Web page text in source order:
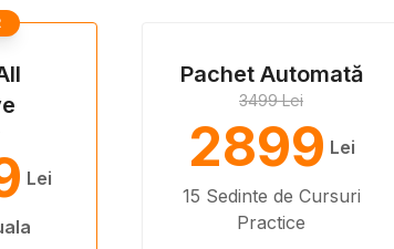
Lei
Pachet Automată
3499 Lei
2899 Lei
15 Sedinte de Cursuri
Practice